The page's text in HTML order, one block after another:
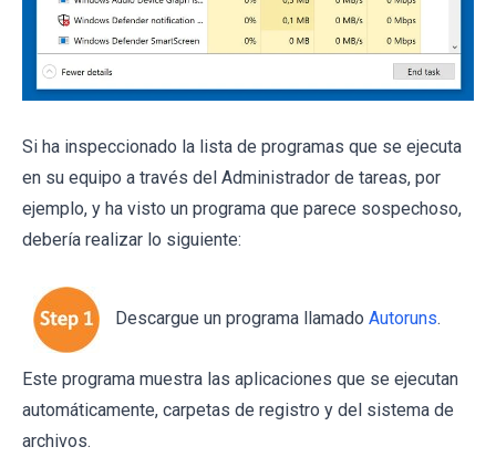
Si ha inspeccionado la lista de programas que se ejecuta
en su equipo a través del Administrador de tareas, por
ejemplo, y ha visto un programa que parece sospechoso,
debería realizar lo siguiente:
Descargue un programa llamado Autoruns.
Este programa muestra las aplicaciones que se ejecutan
automáticamente, carpetas de registro y del sistema de
archivos.